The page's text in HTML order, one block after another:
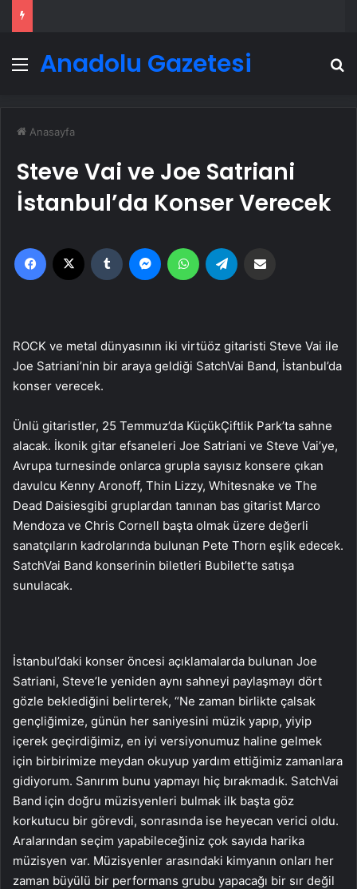
Menü
Anadolu Gazetesi
Anasayfa
Steve Vai ve Joe Satriani
İstanbul’da Konser Verecek
Facebook Tumblr MessengerWhatsApp
ROCK ve metal dünyasının iki virtüöz gitaristi Steve Vai ile
Joe Satriani’nin bir araya geldiği SatchVai Band, İstanbul’da
konser verecek.
Ünlü gitaristler, 25 Temmuz’da KüçükÇiftlik Park’ta sahne
alacak. İkonik gitar efsaneleri Joe Satriani ve Steve Vai’ye,
Avrupa turnesinde onlarca grupla sayısız konsere çıkan
davulcu Kenny Aronoff, Thin Lizzy, Whitesnake ve The
Dead Daisiesgibi gruplardan tanınan bas gitarist Marco
Mendoza ve Chris Cornell başta olmak üzere değerli
sanatçıların kadrolarında bulunan Pete Thorn eşlik edecek.
SatchVai Band konserinin biletleri Bubilet’te satışa
sunulacak.
İstanbul’daki konser öncesi açıklamalarda bulunan Joe
Satriani, Steve’le yeniden aynı sahneyi paylaşmayı dört
gözle beklediğini belirterek, “Ne zaman birlikte çalsak
gençliğimize, günün her saniyesini müzik yapıp, yiyip
içerek geçirdiğimiz, en iyi versiyonumuz haline gelmek
için birbirimize meydan okuyup yardım ettiğimiz zamanlara
gidiyorum. Sanırım bunu yapmayı hiç bırakmadık. SatchVai
Band için doğru müzisyenleri bulmak ilk başta göz
korkutucu bir görevdi, sonrasında ise heyecan verici oldu.
Aralarından seçim yapabileceğiniz çok sayıda harika
müzisyen var. Müzisyenler arasındaki kimyanın onları her
zaman büyülü bir performans grubu yapacağı bir sır değil